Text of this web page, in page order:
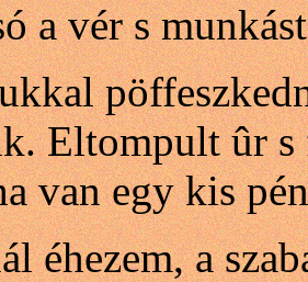
a vér s
Eltompult ûr s
van egy kis
éhezem, a